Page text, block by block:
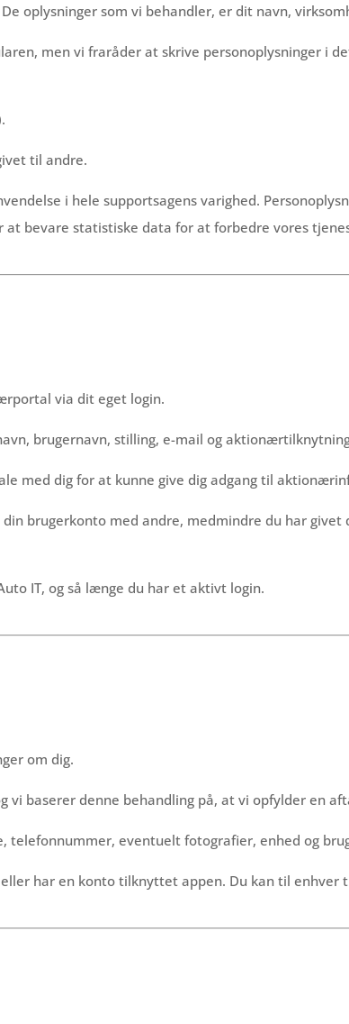
oplysninger som vi behandler, er dit navn,
men vi fraråder at skrive personoplysninger i
til andre.
i hele supportsagens varighed.
bevare statistiske data for at forbedre vores
via dit eget login.
brugernavn, stilling, e-mail og
med dig for at kunne give dig adgang til
brugerkonto med andre, medmindre du har
IT, og så længe du har et aktivt login.
om dig.
baserer denne behandling på, at vi opfylder en
telefonnummer, eventuelt fotografier, enhed og
har en konto tilknyttet appen. Du kan til enhver